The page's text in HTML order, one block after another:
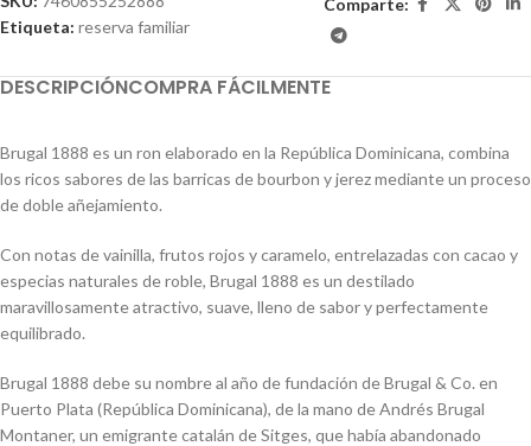
Etiqueta: reserva familiar
DESCRIPCIÓNCOMPRA FÁCILMENTE
Brugal 1888 es un ron elaborado en la República Dominicana, combina
los ricos sabores de las barricas de bourbon y jerez mediante un proceso
de doble añejamiento.
Con notas de vainilla, frutos rojos y caramelo, entrelazadas con cacao y
especias naturales de roble, Brugal 1888 es un destilado
maravillosamente atractivo, suave, lleno de sabor y perfectamente
equilibrado.
Brugal 1888 debe su nombre al año de fundación de Brugal & Co. en
Puerto Plata (República Dominicana), de la mano de Andrés Brugal
Montaner, un emigrante catalán de Sitges, que había abandonado